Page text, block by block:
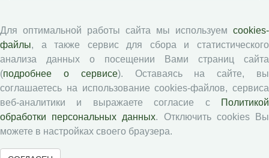
Архив
Рубрики
Авторы
Статьи
Подборка статей
Авторам
Для оптимальной работы сайта мы используем cookies-
файлы, а также сервис для сбора и статистического
анализа данных о посещении Вами страниц сайта
(подробнее о сервисе). Оставаясь на сайте, вы
соглашаетесь на использование cookies-файлов, сервиса
веб-аналитики и выражаете согласие с
Политикой
обработки персональных данных. Отключить cookies Вы
можете в настройках своего браузера.